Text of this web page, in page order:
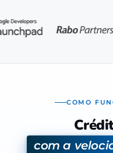
COMO
com a